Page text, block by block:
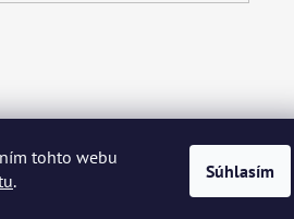
tohto webu
. Súhlasím
Français